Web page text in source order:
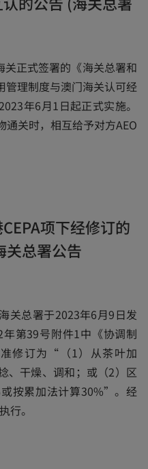
正式签署的《海关总署和
管理制度与澳门海关认可经
年6月1日起正式实施。
关时，相互给予对方AEO
项下经修订的
关总署公告
关总署于2023年6月9日发
第39号附件1中《协调制
修订为“（1）从茶叶加
、干燥、调和；或（2）区
按累加法计算30%”。经
行。